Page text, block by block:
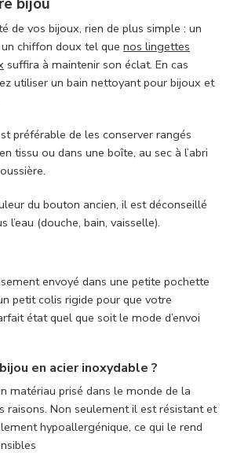
de vos bijoux, rien de plus simple : un
chiffon doux tel que nos lingettes
suffira à maintenir son éclat. En cas
utiliser un bain nettoyant pour bijoux et
préférable de les conserver rangés
tissu ou dans une boîte, au sec à l’abri
du bouton ancien, il est déconseillé
l’eau (douche, bain, vaisselle).
envoyé dans une petite pochette
petit colis rigide pour que votre
état quel que soit le mode d’envoi
en acier inoxydable ?
matériau prisé dans le monde de la
raisons. Non seulement il est résistant et
hypoallergénique, ce qui le rend